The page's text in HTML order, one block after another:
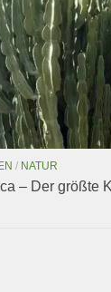
/ NATUR
– Der größte